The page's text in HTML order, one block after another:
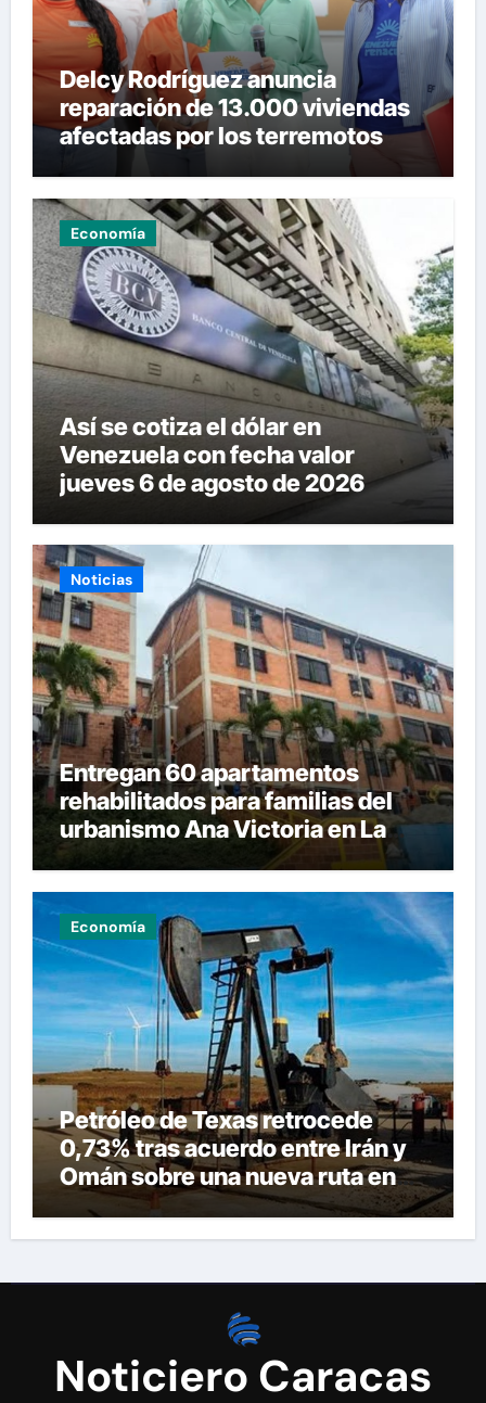
Delcy Rodríguez anuncia
reparación de 13.000 viviendas
afectadas por los terremotos
Economía
Así se cotiza el dólar en
Venezuela con fecha valor
jueves 6 de agosto de 2026
Noticias
Entregan 60 apartamentos
rehabilitados para familias del
urbanismo Ana Victoria en La
Guaira
Economía
Petróleo de Texas retrocede
0,73% tras acuerdo entre Irán y
Omán sobre una nueva ruta en
Ormuz
Noticiero Caracas